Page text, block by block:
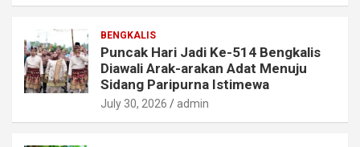
BENGKALIS
Puncak Hari Jadi Ke-514 Bengkalis
Diawali Arak-arakan Adat Menuju
Sidang Paripurna Istimewa
July 30, 2026 admin